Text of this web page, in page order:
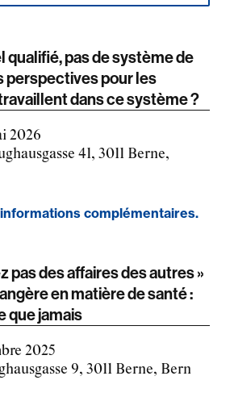
qualifié, pas de système de
perspectives pour les
dans ce système ?
2026
41, 3011 Berne,
complémentaires.
pas des affaires des autres »
en matière de santé :
que jamais
2025
9, 3011 Berne, Bern